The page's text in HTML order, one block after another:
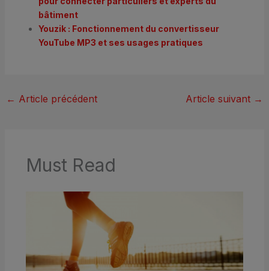
bâtiment
Youzik : Fonctionnement du convertisseur
YouTube MP3 et ses usages pratiques
← Article précédent Article suivant →
Must Read